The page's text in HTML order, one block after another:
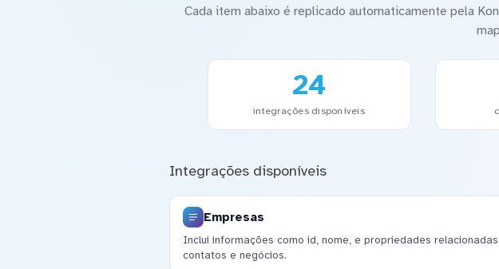
Cada item abaixo é replicado automaticamente pela
24
integrações disponíveis
Integrações disponíveis
Empresas
Inclui informações como id, nome, e propriedades
contatos e negócios.